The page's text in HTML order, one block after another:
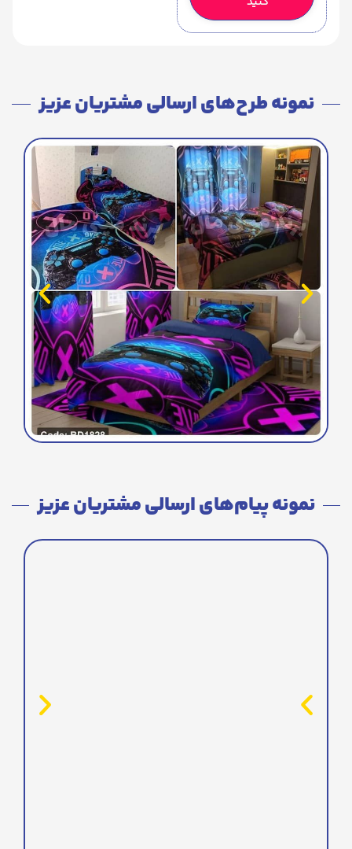
نمونه طرح‌های ارسالی مشتریان عزیز
نمونه پیام‌های ارسالی مشتریان عزیز